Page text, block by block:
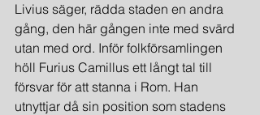
Livius säger, rädda staden en andra
gång, den här gången inte med svärd
utan med ord. Inför folkförsamlingen
höll Furius Camillus ett långt tal till
försvar för att stanna i Rom. Han
utnyttjar då sin position som stadens